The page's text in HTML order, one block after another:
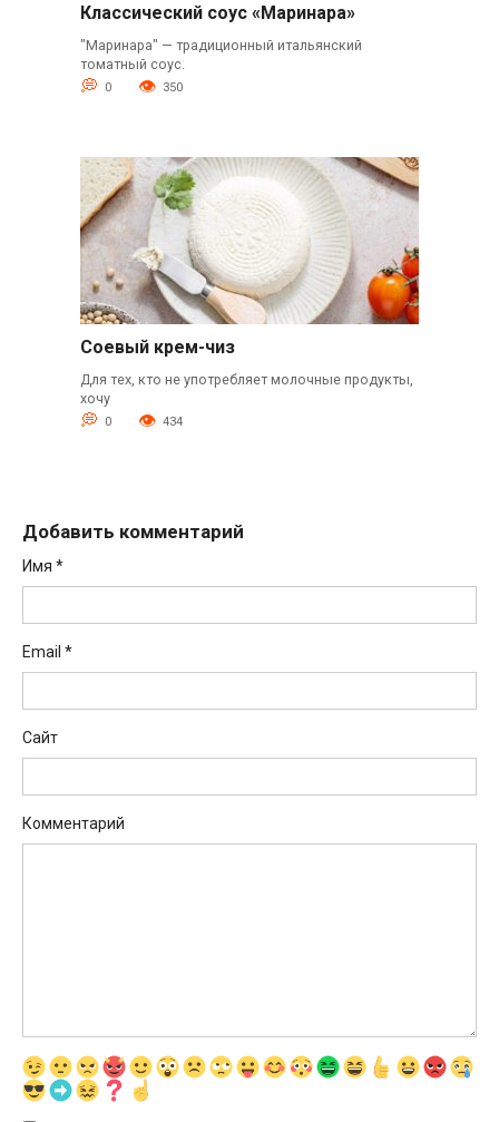
Классический соус «Маринара»
"Маринара" — традиционный итальянский
томатный соус.
0 350
Соевый крем-чиз
Для тех, кто не употребляет молочные продукты,
хочу
0 434
Добавить комментарий
Имя *
Email *
Сайт
Комментарий